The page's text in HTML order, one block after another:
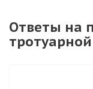
Ответы на